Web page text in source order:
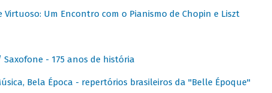
Virtuoso: Um Encontro com o Pianismo de Chopin e Liszt
/ Saxofone - 175 anos de história
Bela Época - repertórios brasileiros da "Belle Époque"